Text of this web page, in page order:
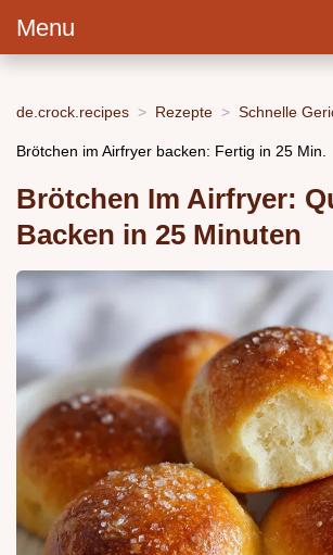
Menu
de.crock.recipes Rezepte Schnelle
Brötchen im Airfryer backen: Fertig in 25 Min.
Brötchen Im Airfryer:
Backen in 25 Minuten